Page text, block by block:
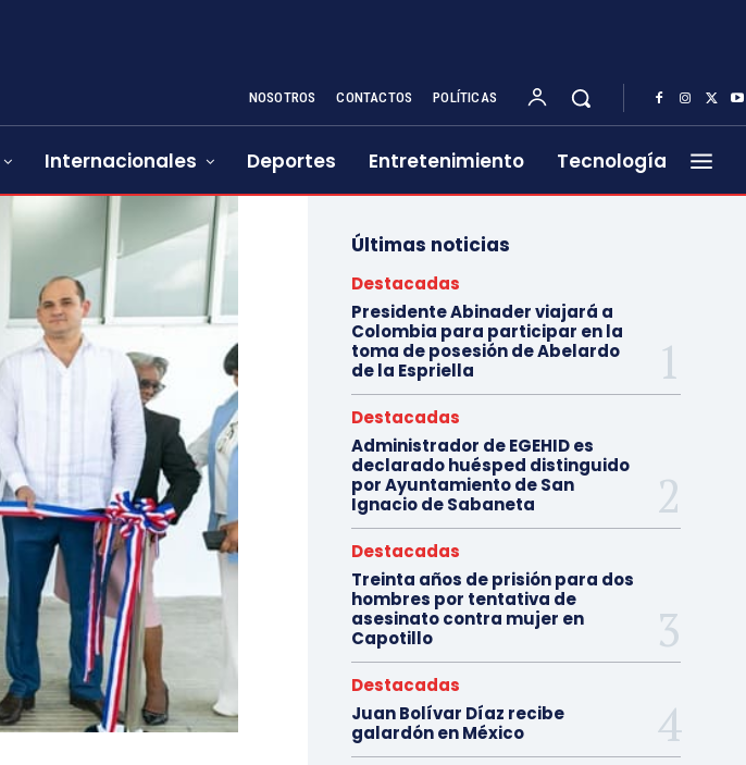
NOSOTROS CONTACTOS POLÍTICAS
Internacionales Deportes Entretenimiento Tecnología
Últimas noticias
Destacadas
Presidente Abinader viajará a
Colombia para participar en la
toma de posesión de Abelardo
de la Espriella
Destacadas
Administrador de EGEHID es
declarado huésped distinguido
por Ayuntamiento de San
Ignacio de Sabaneta
Destacadas
Treinta años de prisión para dos
hombres por tentativa de
asesinato contra mujer en
Capotillo
Destacadas
Juan Bolívar Díaz recibe
galardón en México